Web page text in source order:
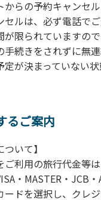
は分別されたものの
クアウトする方は、
項】
ケ、発電機、地面で
プ場のそばを流れる
原にテントやタープ
が降ったときは川原
ムイコタン公園キャ
を中止する。
からの予約キャンセ
セルは、必ず電話で
が限られていますの
手続きをされずに無
定が決まっていない
るご案内
ついて】
ご利用の旅行代金等
・MASTER・JCB
ドを選択し、クレ